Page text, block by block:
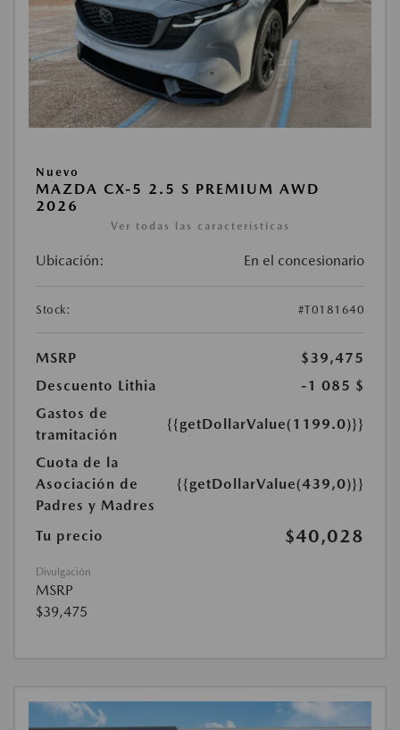
Nuevo
MAZDA CX-5 2.5 S PREMIUM AWD
2026
Ver todas las características
Ubicación: En el concesionario
Stock: #T0181640
MSRP
$39,475
Descuento Lithia
-1 085 $
Gastos de
tramitación
{{getDollarValue(1199.0)}}
Cuota de la
Asociación de
Padres y Madres
{{getDollarValue(439,0)}}
Tu precio $40,028
Divulgación
MSRP
$39,475